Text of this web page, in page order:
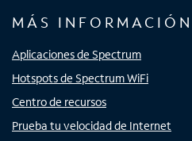
MÁS INFORMACIÓN
Aplicaciones de Spectrum
Hotspots de Spectrum WiFi
Centro de recursos
Prueba tu velocidad de Internet